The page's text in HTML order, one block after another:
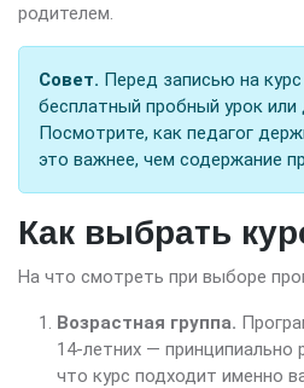
родителем.
Совет. Перед записью на
бесплатный пробный урок или
Посмотрите, как педагог
это важнее, чем содержание
Как выбрать
На что смотреть при выборе
Возрастная группа.
14-летних — принципиально
что курс подходит именно